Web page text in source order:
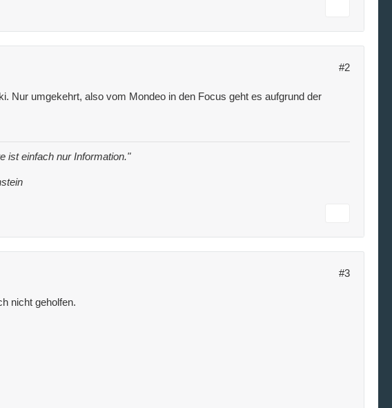
#2
Nur umgekehrt, also vom Mondeo in den Focus geht es aufgrund der
ist einfach nur Information."
#3
nicht geholfen.